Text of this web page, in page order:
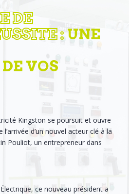
DE
: UNE
VOS
Kingston se poursuit et ouvre
d’un nouvel acteur clé à la
Pouliot, un entrepreneur dans
ce nouveau président a